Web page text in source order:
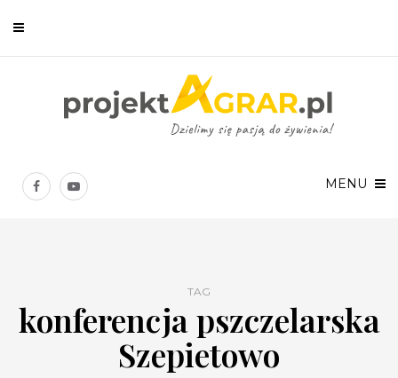
MENU
TAG
konferencja pszczelarska
Szepietowo
Chcesz być na bieżąco? Zostaw swój e-mail, a raz w tygodniu
prześlemy Ci nasze najlepsze artykuły!
Twoje dane osobowe będą przetwarzane zgodnie zPolityką prywatności.